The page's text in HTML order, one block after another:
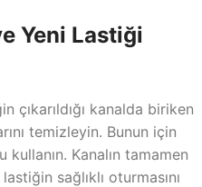
Yeni Lastiği
çıkarıldığı kanalda biriken
temizleyin. Bunun için
Kanalın tamamen
sağlıklı oturmasını